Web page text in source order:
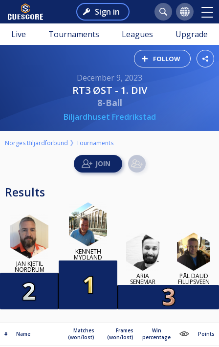
Sign in
Live Tournaments Leagues Upgrade
FOLLOW
December 9, 2023
RT3 ØST - 1. DIV
8-Ball
Biljardhuset Fredrikstad
Norges Biljardforbund Tournaments
Results
JAN KJETIL
NORDRUM
KENNETH
MYDLAND
ARIA
SENEMAR
PÅL DAUD
FILLIPSVEEN
# Name
Matches
(won/lost)
Frames
(won/lost)
Win
percentage
Points